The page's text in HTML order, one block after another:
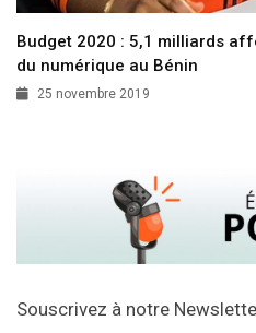
Budget 2020 : 5,1 milliards
du numérique au Bénin
25 novembre 2019
Souscrivez à notre